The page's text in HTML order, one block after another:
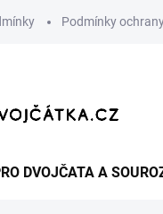
Podmínky
DVOJČATA A